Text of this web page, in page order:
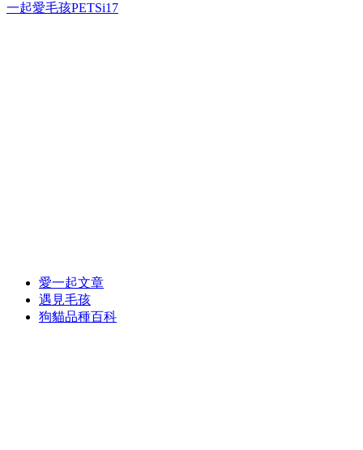
一起愛毛孩PETSi17
愛一起文章
遇見毛孩
狗貓品種百科